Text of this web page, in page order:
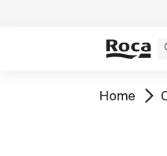
Home